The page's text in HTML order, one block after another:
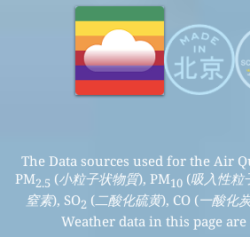
The Data sources used for the Air
PM2.5 (小粒子状物質), PM10 (吸入性粒
窒素), SO2 (二酸化硫黄), CO (一酸化
Weather data in this page